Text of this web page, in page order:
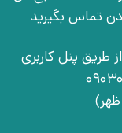
از طریق پنل کاربری